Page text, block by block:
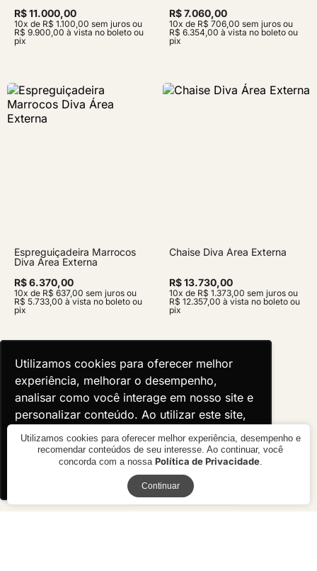
Utilizamos cookies para oferecer melhor
experiência, melhorar o desempenho,
analisar como você interage em nosso site e
personalizar conteúdo. Ao utilizar este site,
você concorda com o uso de cookies.
Utilizamos cookies para oferecer melhor
experiência, melhorar o desempenho,
analisar como você interage em nosso site e
personalizar conteúdo. Ao utilizar este site,
você concorda com o uso de cookies.
Receba novidades
R$ 11.000,00
10x de R$ 1.100,00 sem juros ou
R$ 9.900,00 à vista no boleto ou
pix
R$ 7.060,00
10x de R$ 706,00 sem juros ou
R$ 6.354,00 à vista no boleto ou
pix
Espreguiçadeira Marrocos
Diva Área Externa
R$ 6.370,00
10x de R$ 637,00 sem juros ou
R$ 5.733,00 à vista no boleto ou
pix
Chaise Diva Área Externa
R$ 13.730,00
10x de R$ 1.373,00 sem juros ou
R$ 12.357,00 à vista no boleto ou
pix
Utilizamos cookies para oferecer melhor experiência, desempenho e
recomendar conteúdos de seu interesse. Ao continuar, você
concorda com a nossa Política de Privacidade.
Continuar